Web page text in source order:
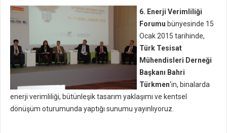
6. Enerji Verimliliği
Forumu bünyesinde 15
Ocak 2015 tarihinde,
Türk Tesisat
Mühendisleri Derneği
Başkanı Bahri
Türkmen'in, binalarda
enerji verimliliği, bütünleşik tasarım yaklaşımı ve kentsel
dönüşüm oturumunda yaptığı sunumu yayınlıyoruz.